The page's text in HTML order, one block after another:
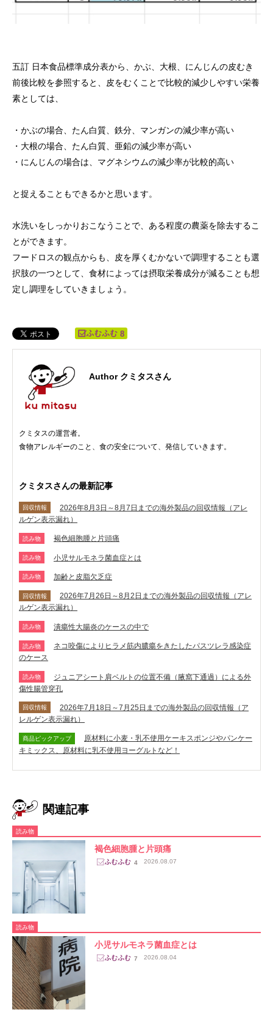
五訂 日本食品標準成分表から、かぶ、大根、にんじんの皮むき
前後比較を参照すると、皮をむくことで比較的減少しやすい栄養
素としては、
・かぶの場合、たん白質、鉄分、マンガンの減少率が高い
・大根の場合、たん白質、亜鉛の減少率が高い
・にんじんの場合は、マグネシウムの減少率が比較的高い
と捉えることもできるかと思います。
水洗いをしっかりおこなうことで、ある程度の農薬を除去するこ
とができます。
フードロスの観点からも、皮を厚くむかないで調理することも選
択肢の一つとして、食材によっては摂取栄養成分が減ることも想
定し調理をしていきましょう。
8
Author クミタスさん
クミタスの運営者。
食物アレルギーのこと、食の安全について、発信していきます。
クミタスさんの最新記事
回収情報
2026年8月3日～8月7日までの海外製品の回収情報（アレ
ルゲン表示漏れ）
読み物 褐色細胞腫と片頭痛
読み物 小児サルモネラ菌血症とは
読み物 加齢と皮脂欠乏症
回収情報
2026年7月26日～8月2日までの海外製品の回収情報（アレ
ルゲン表示漏れ）
読み物 潰瘍性大腸炎のケースの中で
読み物
ネコ咬傷によりヒラメ筋内膿瘍をきたしたパスツレラ感染症
のケース
読み物
ジュニアシート肩ベルトの位置不備（腋窩下通過）による外
傷性腸管穿孔
回収情報
2026年7月18日～7月25日までの海外製品の回収情報（ア
レルゲン表示漏れ）
商品ピックアップ
原材料に小麦・乳不使用ケーキスポンジやパンケー
キミックス、原材料に乳不使用ヨーグルトなど！
関連記事
読み物
褐色細胞腫と片頭痛
4 2026.08.07
読み物
小児サルモネラ菌血症とは
7 2026.08.04